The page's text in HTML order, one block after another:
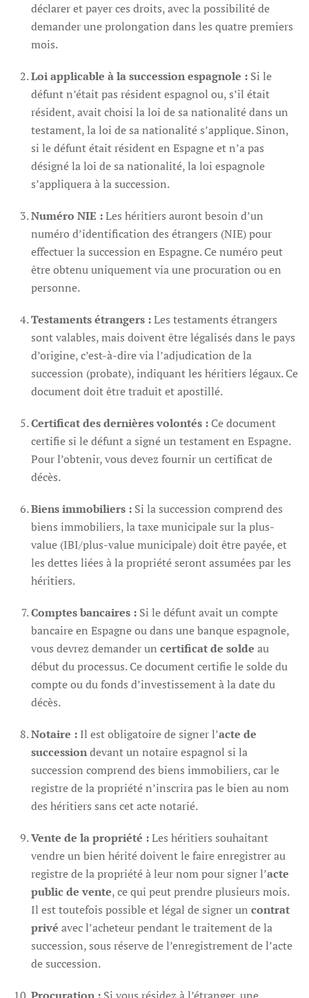
déclarer et payer ces droits, avec la possibilité de
demander une prolongation dans les quatre premiers
mois.
Loi applicable à la succession espagnole : Si le
défunt n’était pas résident espagnol ou, s’il était
résident, avait choisi la loi de sa nationalité dans un
testament, la loi de sa nationalité s’applique. Sinon,
si le défunt était résident en Espagne et n’a pas
désigné la loi de sa nationalité, la loi espagnole
s’appliquera à la succession.
Numéro NIE :Les héritiers auront besoin d’un
numéro d’identification des étrangers (NIE) pour
effectuer la succession en Espagne. Ce numéro peut
être obtenu uniquement via une procuration ou en
personne.
Testaments étrangers :Les testaments étrangers
sont valables, mais doivent être légalisés dans le pays
d’origine, c’est-à-dire via l’adjudication de la
succession (probate), indiquant les héritiers légaux. Ce
document doit être traduit et apostillé.
Certificat des dernières volontés : Ce document
certifie si le défunt a signé un testament en Espagne.
Pour l’obtenir, vous devez fournir un certificat de
décès.
Biens immobiliers : Si la succession comprend des
biens immobiliers, la taxe municipale sur la plus-
value (IBI/plus-value municipale) doit être payée, et
les dettes liées à la propriété seront assumées par les
héritiers.
Comptes bancaires : Si le défunt avait un compte
bancaire en Espagne ou dans une banque espagnole,
vous devrez demander un certificat de solde au
début du processus. Ce document certifie le solde du
compte ou du fonds d’investissement à la date du
décès.
Notaire : Il est obligatoire de signer l’acte de
successiondevant un notaire espagnol si la
succession comprend des biens immobiliers, car le
registre de la propriété n’inscrira pas le bien au nom
des héritiers sans cet acte notarié.
Vente de la propriété :Les héritiers souhaitant
vendre un bien hérité doivent le faire enregistrer au
registre de la propriété à leur nom pour signer l’acte
public de vente, ce qui peut prendre plusieurs mois.
Il est toutefois possible et légal de signer un contrat
privé avec l’acheteur pendant le traitement de la
succession, sous réserve de l’enregistrement de l’acte
de succession.